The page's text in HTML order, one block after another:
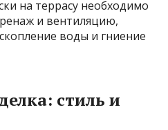
на террасу необходимо
и вентиляцию,
воды и гниение
стиль и